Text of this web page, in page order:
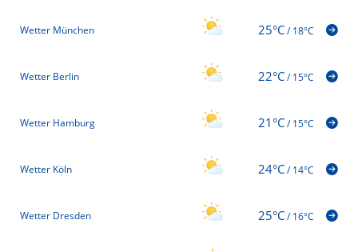
Wetter München 25°C/18°C
Wetter Berlin 22°C/15°C
Wetter Hamburg 21°C/15°C
Wetter Köln 24°C/14°C
Wetter Dresden 25°C/16°C